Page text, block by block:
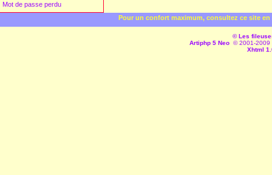
Mot de passe perdu
Pour un confort maximum, consultez ce site
© Les
Artiphp 5 Neo © 2001-2009
Xhtml